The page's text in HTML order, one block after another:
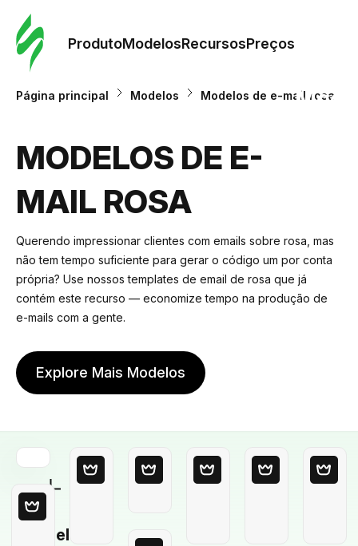
ProdutoModelosRecursosPreços
Página principal Modelos Modelos de e-mail rosa
MODELOS DE E-
MAIL ROSA
Querendo impressionar clientes com emails sobre rosa, mas
não tem tempo suficiente para gerar o código um por conta
própria? Use nossos templates de email de rosa que já
contém este recurso — economize tempo na produção de
e-mails com a gente.
Explore Mais Modelos
Modelo